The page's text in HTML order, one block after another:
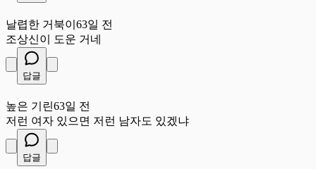
날렵한 거북이 63일 전
조상신이 도운 거네
답글
높은 기린63일 전
저런 여자 있으면 저런 남자도 있겠냐
답글